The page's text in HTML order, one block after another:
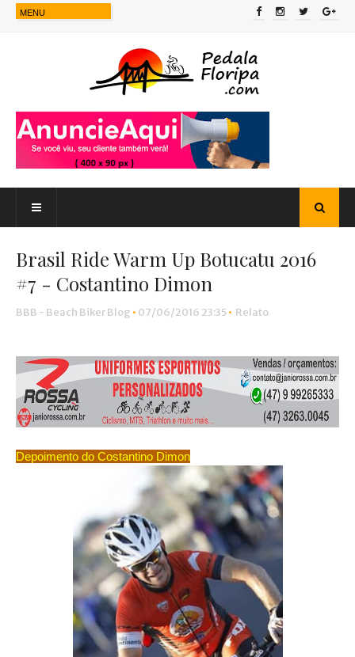
Brasil Ride Warm Up Botucatu 2016
#7 - Costantino Dimon
BBB - Beach Biker Blog • 07/06/2016 23:35• Relato
Depoimento do Costantino Dimon